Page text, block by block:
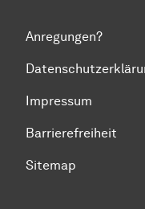
Anregungen?
Impressum
Barrierefreiheit
Sitemap